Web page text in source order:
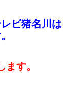
ビ猪名川は
す。